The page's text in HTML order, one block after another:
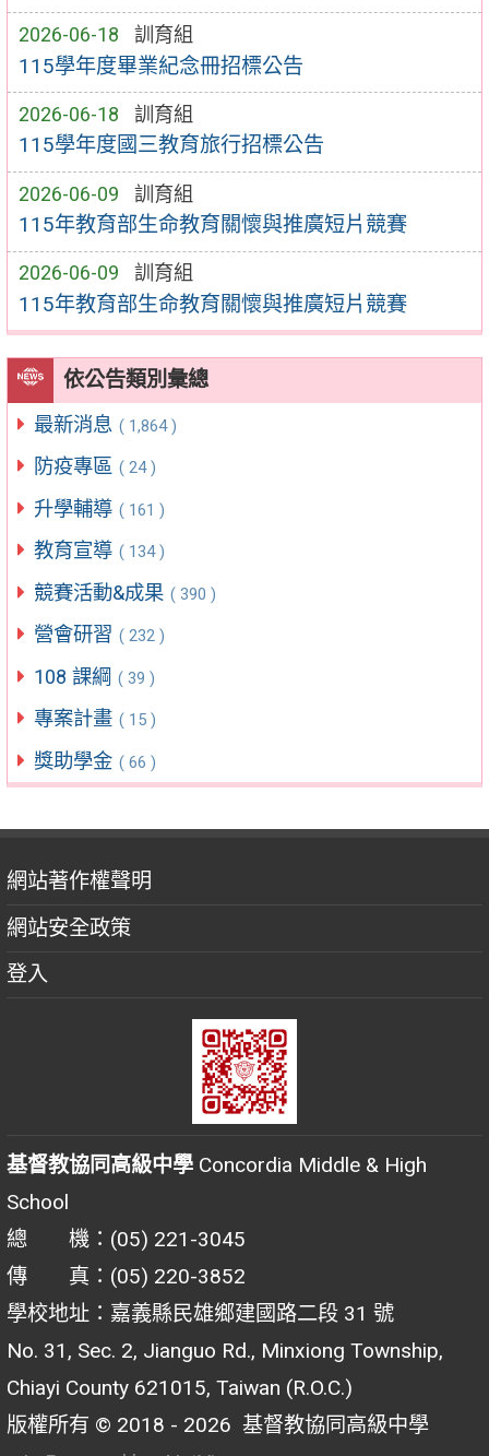
2026-06-18 訓育組
115學年度畢業紀念冊招標公告
2026-06-18 訓育組
115學年度國三教育旅行招標公告
2026-06-09 訓育組
115年教育部生命教育關懷與推廣短片競賽
2026-06-09 訓育組
115年教育部生命教育關懷與推廣短片競賽
依公告類別彙總
最新消息 ( 1,864 )
防疫專區 ( 24 )
升學輔導 ( 161 )
教育宣導 ( 134 )
競賽活動&成果 ( 390 )
營會研習 ( 232 )
108 課綱 ( 39 )
專案計畫 ( 15 )
獎助學金 ( 66 )
網站著作權聲明
網站安全政策
登入
基督教協同高級中學 Concordia Middle & High
School
總 機：(05) 221-3045
傳 真：(05) 220-3852
學校地址：嘉義縣民雄鄉建國路二段 31 號
No. 31, Sec. 2, Jianguo Rd., Minxiong Township,
Chiayi County 621015, Taiwan (R.O.C.)
版權所有 © 2018 - 2026 基督教協同高級中學